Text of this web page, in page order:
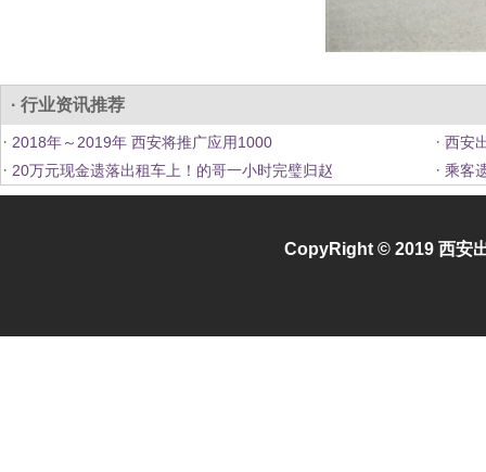
· 行业资讯推荐
· 2018年～2019年 西安将推广应用1000 · 西安
· 20万元现金遗落出租车上！的哥一小时完璧归赵 · 乘客
CopyRight © 2019 西安